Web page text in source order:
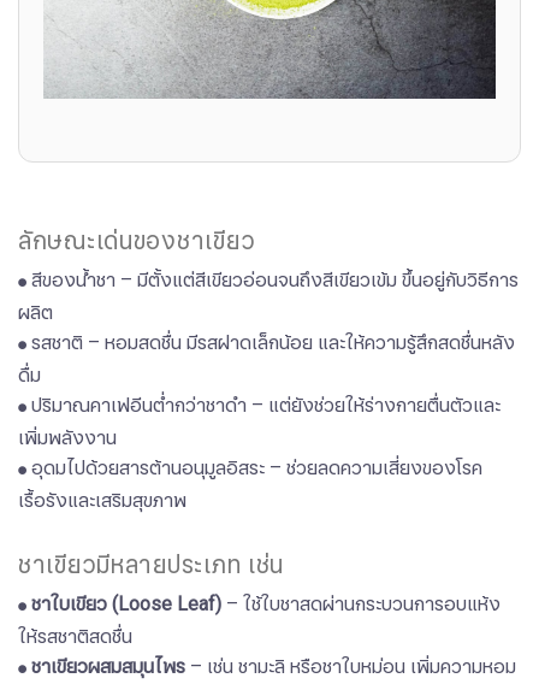
ลักษณะเด่นของชาเขียว
● ​​​​​​​สีของน้ำชา – มีตั้งแต่สีเขียวอ่อนจนถึงสีเขียวเข้ม ขึ้นอยู่กับวิธีการ
ผลิต
● รสชาติ – หอมสดชื่น มีรสฝาดเล็กน้อย และให้ความรู้สึกสดชื่นหลัง
ดื่ม
● ​​​​​​​ปริมาณคาเฟอีนต่ำกว่าชาดำ – แต่ยังช่วยให้ร่างกายตื่นตัวและ
เพิ่มพลังงาน
● อุดมไปด้วยสารต้านอนุมูลอิสระ – ช่วยลดความเสี่ยงของโรค
เรื้อรังและเสริมสุขภาพ
ชาเขียวมีหลายประเภท เช่น
● ​​​​​​​ชาใบเขียว (Loose Leaf) – ใช้ใบชาสดผ่านกระบวนการอบแห้ง
ให้รสชาติสดชื่น
● ชาเขียวผสมสมุนไพร – เช่น ชามะลิ หรือชาใบหม่อน เพิ่มความหอม